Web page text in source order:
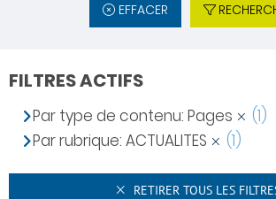
EFFACER
FILTRES ACTIFS
Par type de contenu: Pages
(1)
Par rubrique: ACTUALITES
(1)
RETIRER TOUS LES